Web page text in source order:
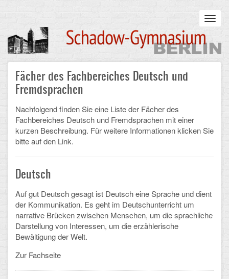
content
Main
navigation
STARTSEITE
UNSERE SCHULE
Infos zum Schulalltag
Was uns wichtig ist
Schulpartnerschaft
Historisches
SCHULLEBEN
Fächer des Fachbereiches Deutsch und
Fremdsprachen
Nachfolgend finden Sie eine Liste der Fächer des
Fachbereiches Deutsch und Fremdsprachen mit einer
kurzen Beschreibung. Für weitere Informationen klicken Sie
bitte auf den Link.
Deutsch
Auf gut Deutsch gesagt ist Deutsch eine Sprache und dient
der Kommunikation. Es geht im Deutschunterricht um
narrative Brücken zwischen Menschen, um die sprachliche
Darstellung von Interessen, um die erzählerische
Bewältigung der Welt.
Zur Fachseite